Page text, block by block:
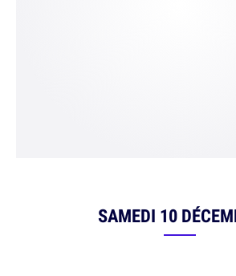
SAMEDI 10